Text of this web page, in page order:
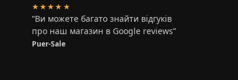
★★★★★
“Ви можете багато знайти відгуків
про наш магазин в Google reviews”
Puer-Sale